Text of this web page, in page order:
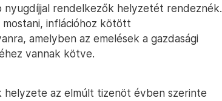
rendelkezők helyzetét rendeznék.
inflációhoz kötött
amelyben az emelések a gazdasági
vannak kötve.
az elmúlt tizenöt évben szerinte